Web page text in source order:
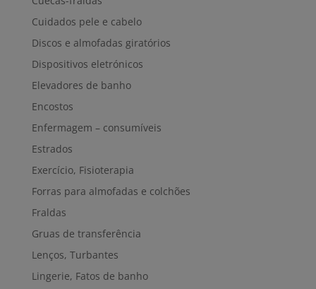
Cuidados pele e cabelo
Discos e almofadas giratórios
Dispositivos eletrónicos
Elevadores de banho
Encostos
Enfermagem – consumíveis
Estrados
Exercício, Fisioterapia
Forras para almofadas e colchões
Fraldas
Gruas de transferência
Lenços, Turbantes
Lingerie, Fatos de banho